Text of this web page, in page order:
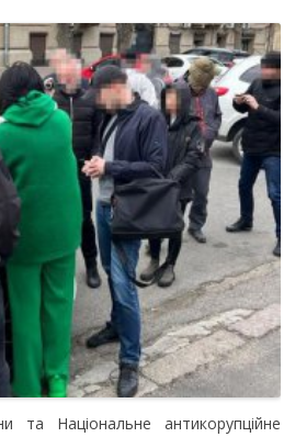
та Національне антикорупційне